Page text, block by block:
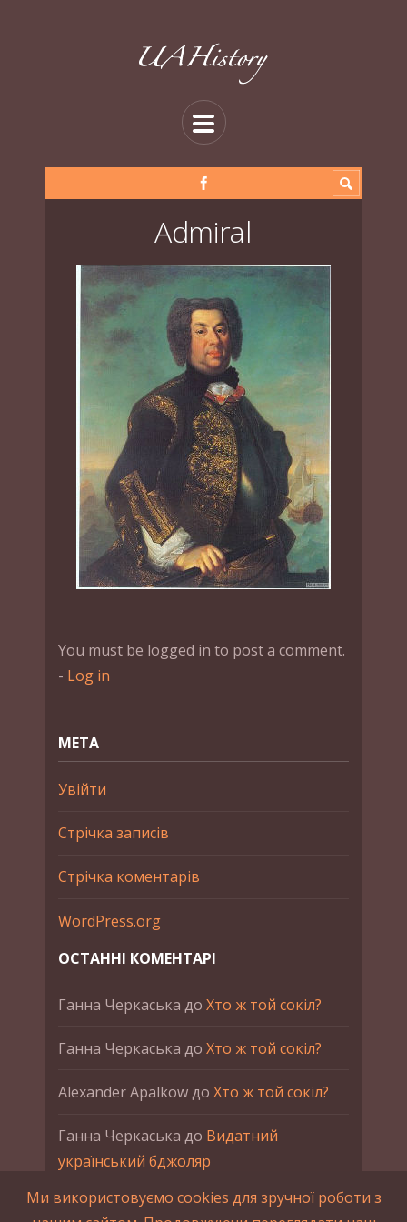
Admiral
You must be logged in to post a comment.
- Log in
МЕТА
Увійти
Стрічка записів
Стрічка коментарів
WordPress.org
ОСТАННІ КОМЕНТАРІ
Ганна Черкаська до Хто ж той сокіл?
Ганна Черкаська до Хто ж той сокіл?
Alexander Apalkowдо Хто ж той сокіл?
Ганна Черкаська до Видатний
український бджоляр
Ганна ЧеркаськадоПетро Франко
Ми використовуємо cookies для зручної роботи з